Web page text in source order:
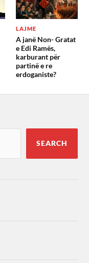
LAJME
A janë Non- Gratat
e Edi Ramës,
karburant për
partinë e re
erdoganiste?
SEARCH